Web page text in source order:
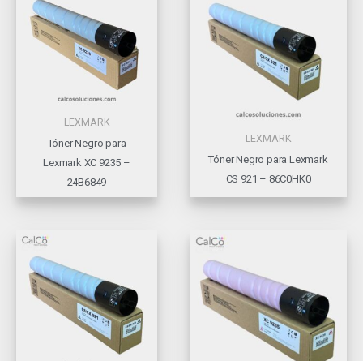
LEXMARK
Tóner Negro para
Lexmark XC 9235 –
24B6849
LEXMARK
Tóner Negro para Lexmark
CS 921 – 86C0HK0